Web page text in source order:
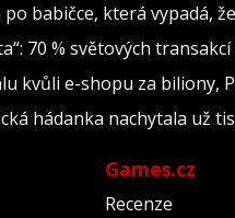
babičce, která vypadá,
70 % světových
kvůli e-shopu za biliony,
hádanka nachytala už
Games.cz
Recenze